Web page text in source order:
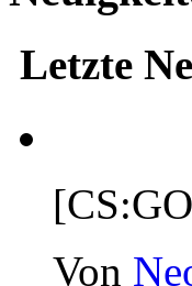
Letzte
Von